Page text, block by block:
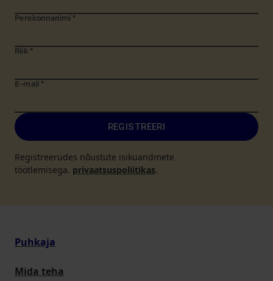
Perekonnanimi *
Riik *
E-mail *
REGISTREERI
Registreerudes nõustute isikuandmete
töötlemisega. privaatsuspoliitikas.
Puhkaja
Mida teha